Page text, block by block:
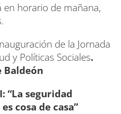
en horario de mañana,
de la Jornada
y Políticas Sociales.
Baldeón
“La seguridad
cosa de casa”